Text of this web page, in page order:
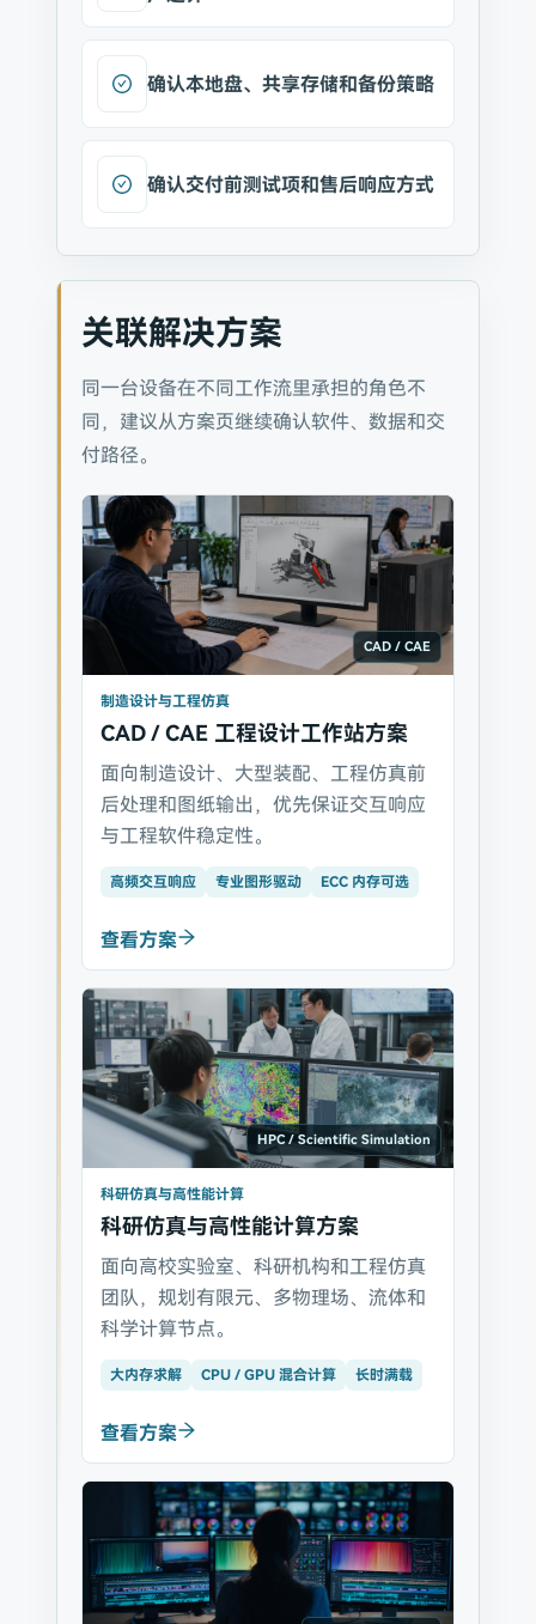
确认本地盘、共享存储和备份策略
确认交付前测试项和售后响应方式
关联解决方案
同一台设备在不同工作流里承担的角色不
同，建议从方案页继续确认软件、数据和交
付路径。
CAD / CAE
制造设计与工程仿真
CAD / CAE 工程设计工作站方案
面向制造设计、大型装配、工程仿真前
后处理和图纸输出，优先保证交互响应
与工程软件稳定性。
高频交互响应 专业图形驱动 ECC 内存可选
查看方案
HPC / Scientific Simulation
科研仿真与高性能计算
科研仿真与高性能计算方案
面向高校实验室、科研机构和工程仿真
团队，规划有限元、多物理场、流体和
科学计算节点。
大内存求解 CPU / GPU 混合计算 长时满载
查看方案